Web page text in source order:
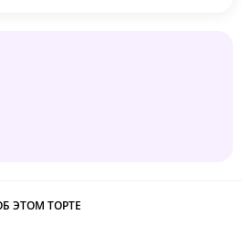
ЭТОМ ТОРТЕ